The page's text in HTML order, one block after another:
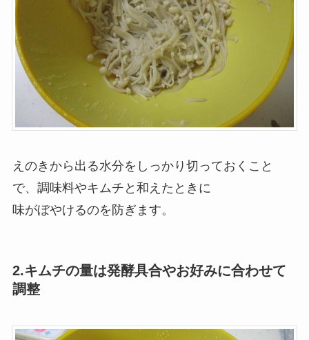
えのきから出る水分をしっかり切っておくこと
で、調味料やキムチと和えたときに
味がぼやけるのを防ぎます。
2.キムチの量は発酵具合やお好みに合わせて
調整